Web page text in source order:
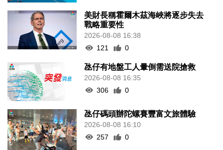
美財長稱霍爾木茲海峽將逐步失去
戰略重要性
2026-08-08 16:38
121
0
氹仔有地盤工人暈倒需送院搶救
2026-08-08 16:35
306
0
氹仔碼頭辦陀螺賽豐富文旅體驗
2026-08-08 16:10
257
0